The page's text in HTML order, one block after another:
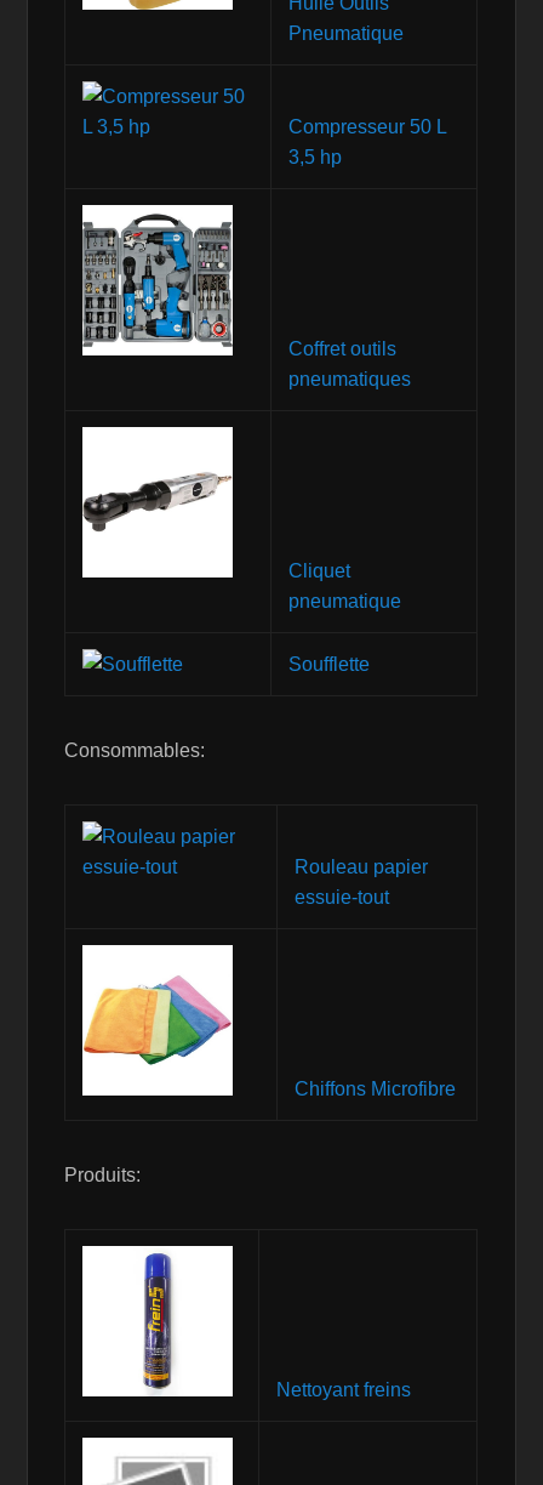
Pneumatique
Compresseur 50 L
3,5 hp
Coffret outils
pneumatiques
Cliquet
pneumatique
Soufflette
Consommables:
Rouleau papier
essuie-tout
Chiffons Microfibre
Produits:
Nettoyant freins